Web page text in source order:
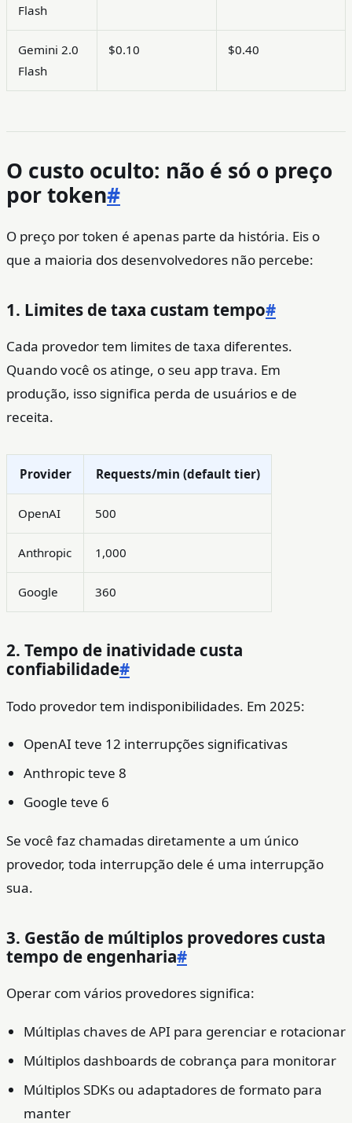
Flash
Gemini 2.0
Flash
$0.10 $0.40
O custo oculto: não é só o preço
por token#
O preço por token é apenas parte da história. Eis o
que a maioria dos desenvolvedores não percebe:
1. Limites de taxa custam tempo#
Cada provedor tem limites de taxa diferentes.
Quando você os atinge, o seu app trava. Em
produção, isso significa perda de usuários e de
receita.
Provider Requests/min (default tier)
OpenAI 500
Anthropic 1,000
Google 360
2. Tempo de inatividade custa
confiabilidade#
Todo provedor tem indisponibilidades. Em 2025:
OpenAI teve 12 interrupções significativas
Anthropic teve 8
Google teve 6
Se você faz chamadas diretamente a um único
provedor, toda interrupção dele é uma interrupção
sua.
3. Gestão de múltiplos provedores custa
tempo de engenharia#
Operar com vários provedores significa:
Múltiplas chaves de API para gerenciar e rotacionar
Múltiplos dashboards de cobrança para monitorar
Múltiplos SDKs ou adaptadores de formato para
manter